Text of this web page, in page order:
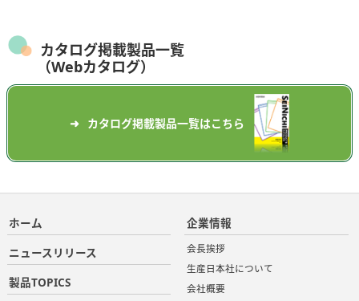
カタログ掲載製品一覧
（Webカタログ）
カタログ掲載製品一覧はこちら
ホーム
ニュースリリース
製品TOPICS
企業情報
会長挨拶
生産日本社について
会社概要